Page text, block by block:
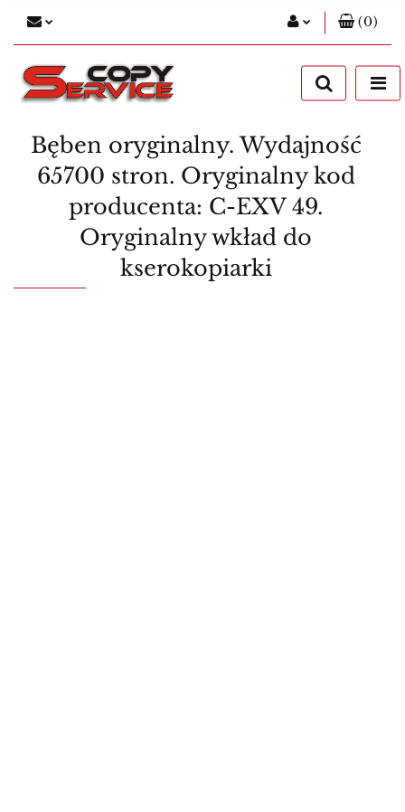
Zaloguj się
Zarejestruj się
(0)
Bęben oryginalny. Wydajność
65700 stron. Oryginalny kod
producenta: C-EXV 49.
Oryginalny wkład do
kserokopiarki